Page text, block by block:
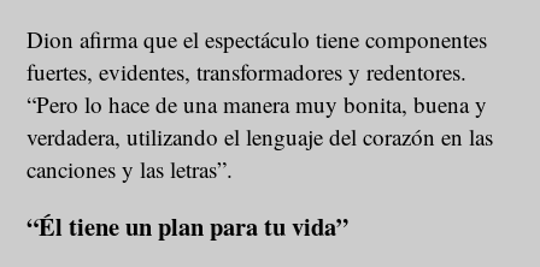
Dion afirma que el espectáculo tiene componentes
fuertes, evidentes, transformadores y redentores.
“Pero lo hace de una manera muy bonita, buena y
verdadera, utilizando el lenguaje del corazón en las
canciones y las letras”.
“Él tiene un plan para tu vida”